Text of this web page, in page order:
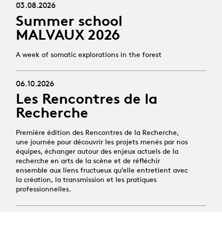
03.08.2026
Summer school
MALVAUX 2026
A week of somatic explorations in the forest
06.10.2026
Les Rencontres de la
Recherche
Première édition des Rencontres de la Recherche,
une journée pour découvrir les projets menés par nos
équipes, échanger autour des enjeux actuels de la
recherche en arts de la scène et de réfléchir
ensemble aux liens fructueux qu’elle entretient avec
la création, la transmission et les pratiques
professionnelles.